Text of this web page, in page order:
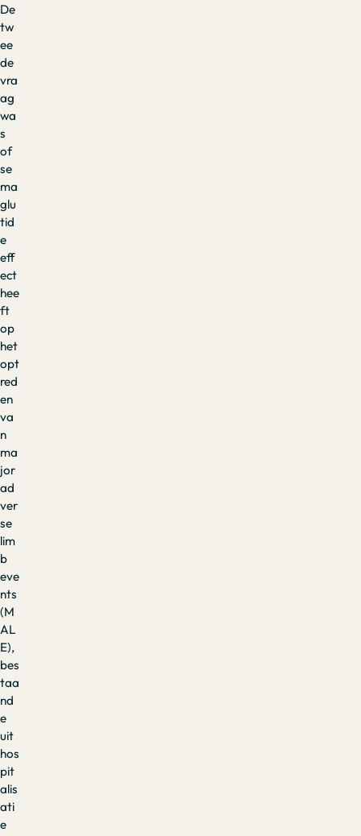
De
tw
ee
de
vra
ag
wa
s
of
se
ma
glu
tid
e
eff
ect
hee
ft
op
het
opt
red
en
va
n
ma
jor
ad
ver
se
lim
b
eve
nts
(M
AL
E),
bes
taa
nd
e
uit
hos
pit
alis
ati
e